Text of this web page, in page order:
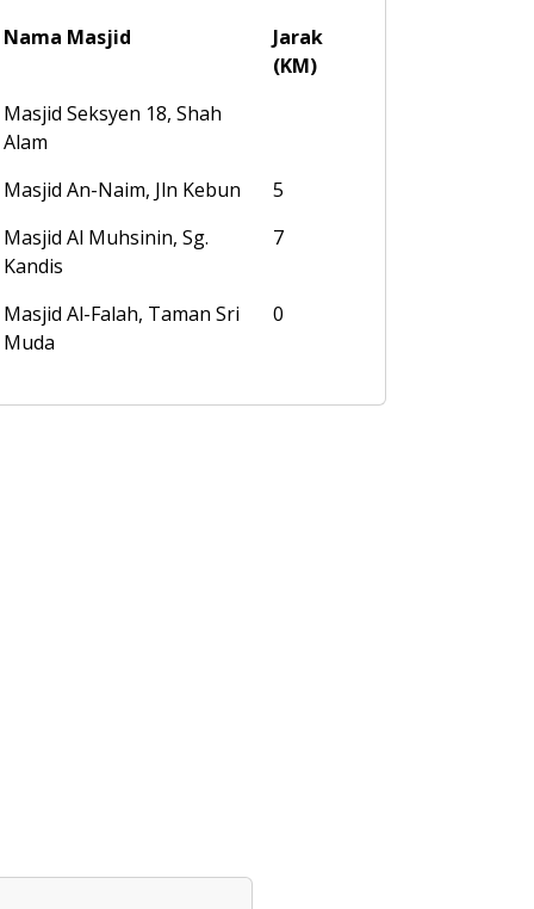
Nama Masjid
Jarak
(KM)
Masjid Seksyen 18, Shah
Alam
Masjid An-Naim, Jln Kebun
5
Masjid Al Muhsinin, Sg.
Kandis
7
Masjid Al-Falah, Taman Sri
Muda
0